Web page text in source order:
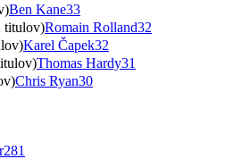
Ben Kane33
titulov)Romain Rolland32
Karel Čapek32
Thomas Hardy31
Chris Ryan30
281